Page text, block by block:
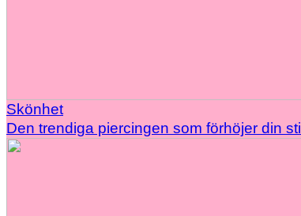
Skönhet
Den trendiga piercingen som förhöjer din stil